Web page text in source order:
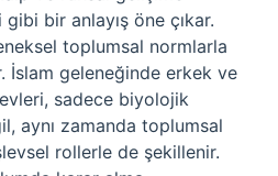
bir anlayış öne çıkar.
toplumsal normlarla
İslam geleneğinde erkek ve
sadece biyolojik
aynı zamanda toplumsal
rollerle de şekillenir.